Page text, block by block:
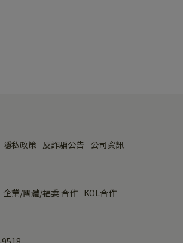
隱私政策 反詐騙公告 公司資訊
企業/團體/福委 合作 KOL合作